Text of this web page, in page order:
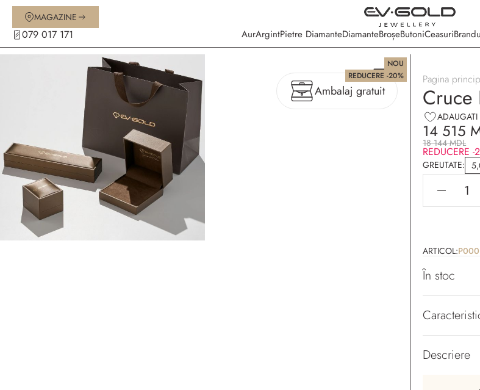
MAGAZINE
079 017 171 AurArgintPietre DiamanteDiamanteBroșeButoniCeasuri
NOU
REDUCERE -20%
Ambalaj gratuit
Pagina
Cruce
ADAUGATI
14 515
18 144 MDL
REDUCERE -
GREUTATE:
ARTICOL:
În stoc
Descriere